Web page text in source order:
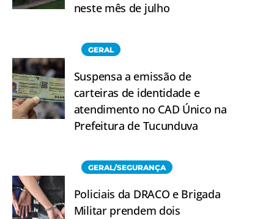
neste mês de julho
GERAL
Suspensa a emissão de
carteiras de identidade e
atendimento no CAD Único na
Prefeitura de Tucunduva
GERAL/SEGURANÇA
Policiais da DRACO e Brigada
Militar prendem dois